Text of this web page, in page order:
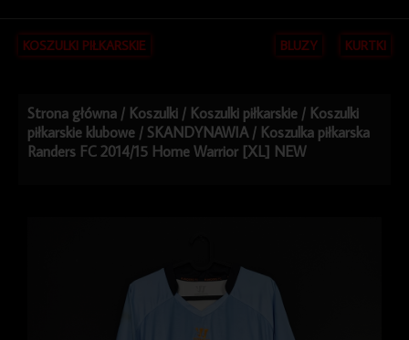
KOSZULKI PIŁKARSKIE BLUZY KURTKI
Strona główna / Koszulki / Koszulki piłkarskie / Koszulki
piłkarskie klubowe / SKANDYNAWIA / Koszulka piłkarska
Randers FC 2014/15 Home Warrior [XL] NEW